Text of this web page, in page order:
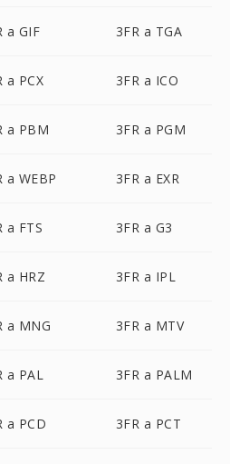
a GIF 3FR a TGA
a PCX 3FR a ICO
a PBM 3FR a PGM
a WEBP 3FR a EXR
a FTS 3FR a G3
a HRZ 3FR a IPL
a MNG 3FR a MTV
a PAL 3FR a PALM
a PCD 3FR a PCT